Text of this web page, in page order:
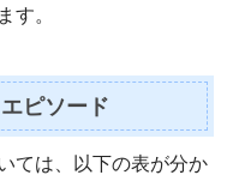
す。
ピソード
ては、以下の表が分か